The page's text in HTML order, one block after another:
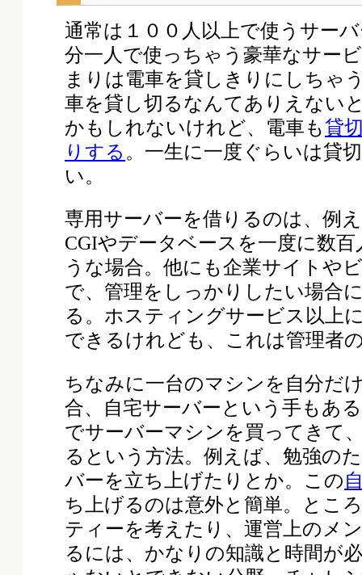
通常は１００人以上で使うサー
分一人で使っちゃう豪華なサー
まりは電車を貸しきりにしちゃ
車を貸し切るなんてありえない
かもしれないけれど、電車も貸
りする 。一生に一度ぐらいは貸
い。
専用サーバーを借りるのは、例
CGIやデータベースを一度に数
うな場合。他にも企業サイトや
で、管理をしっかりしたい場合
る。ホスティングサービス以上
できるけれども、これは管理者
ちなみに一台のマシンを自分だ
合、自宅サーバーという手もあ
でサーバーマシンを買ってきて
るという方法。例えば、勉強の
バーを立ち上げたりとか。この
ち上げるのは意外と簡単。とこ
ティーを考えたり、運営上のメ
るには、かなりの知識と時間が